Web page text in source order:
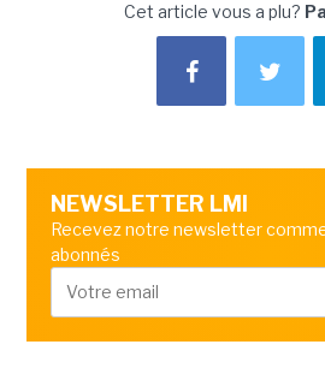
Cet article vous a plu?
NEWSLETTER LMI
Recevez notre newsletter
abonnés